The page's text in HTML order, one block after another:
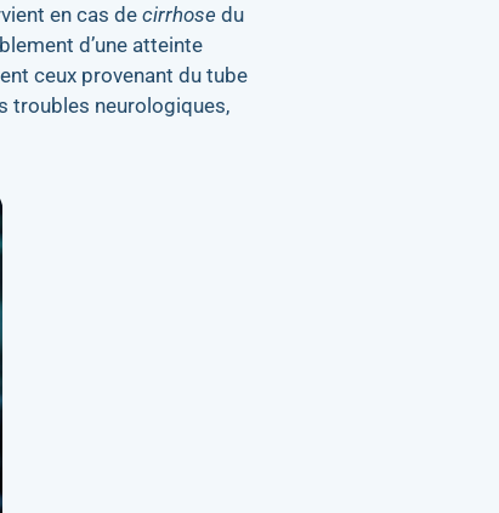
en cas de cirrhose du
d’une atteinte
ceux provenant du tube
troubles neurologiques,